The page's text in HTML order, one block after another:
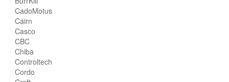
CadoMotus
Cairn
Casco
CBC
Chiba
Controltech
Cordo